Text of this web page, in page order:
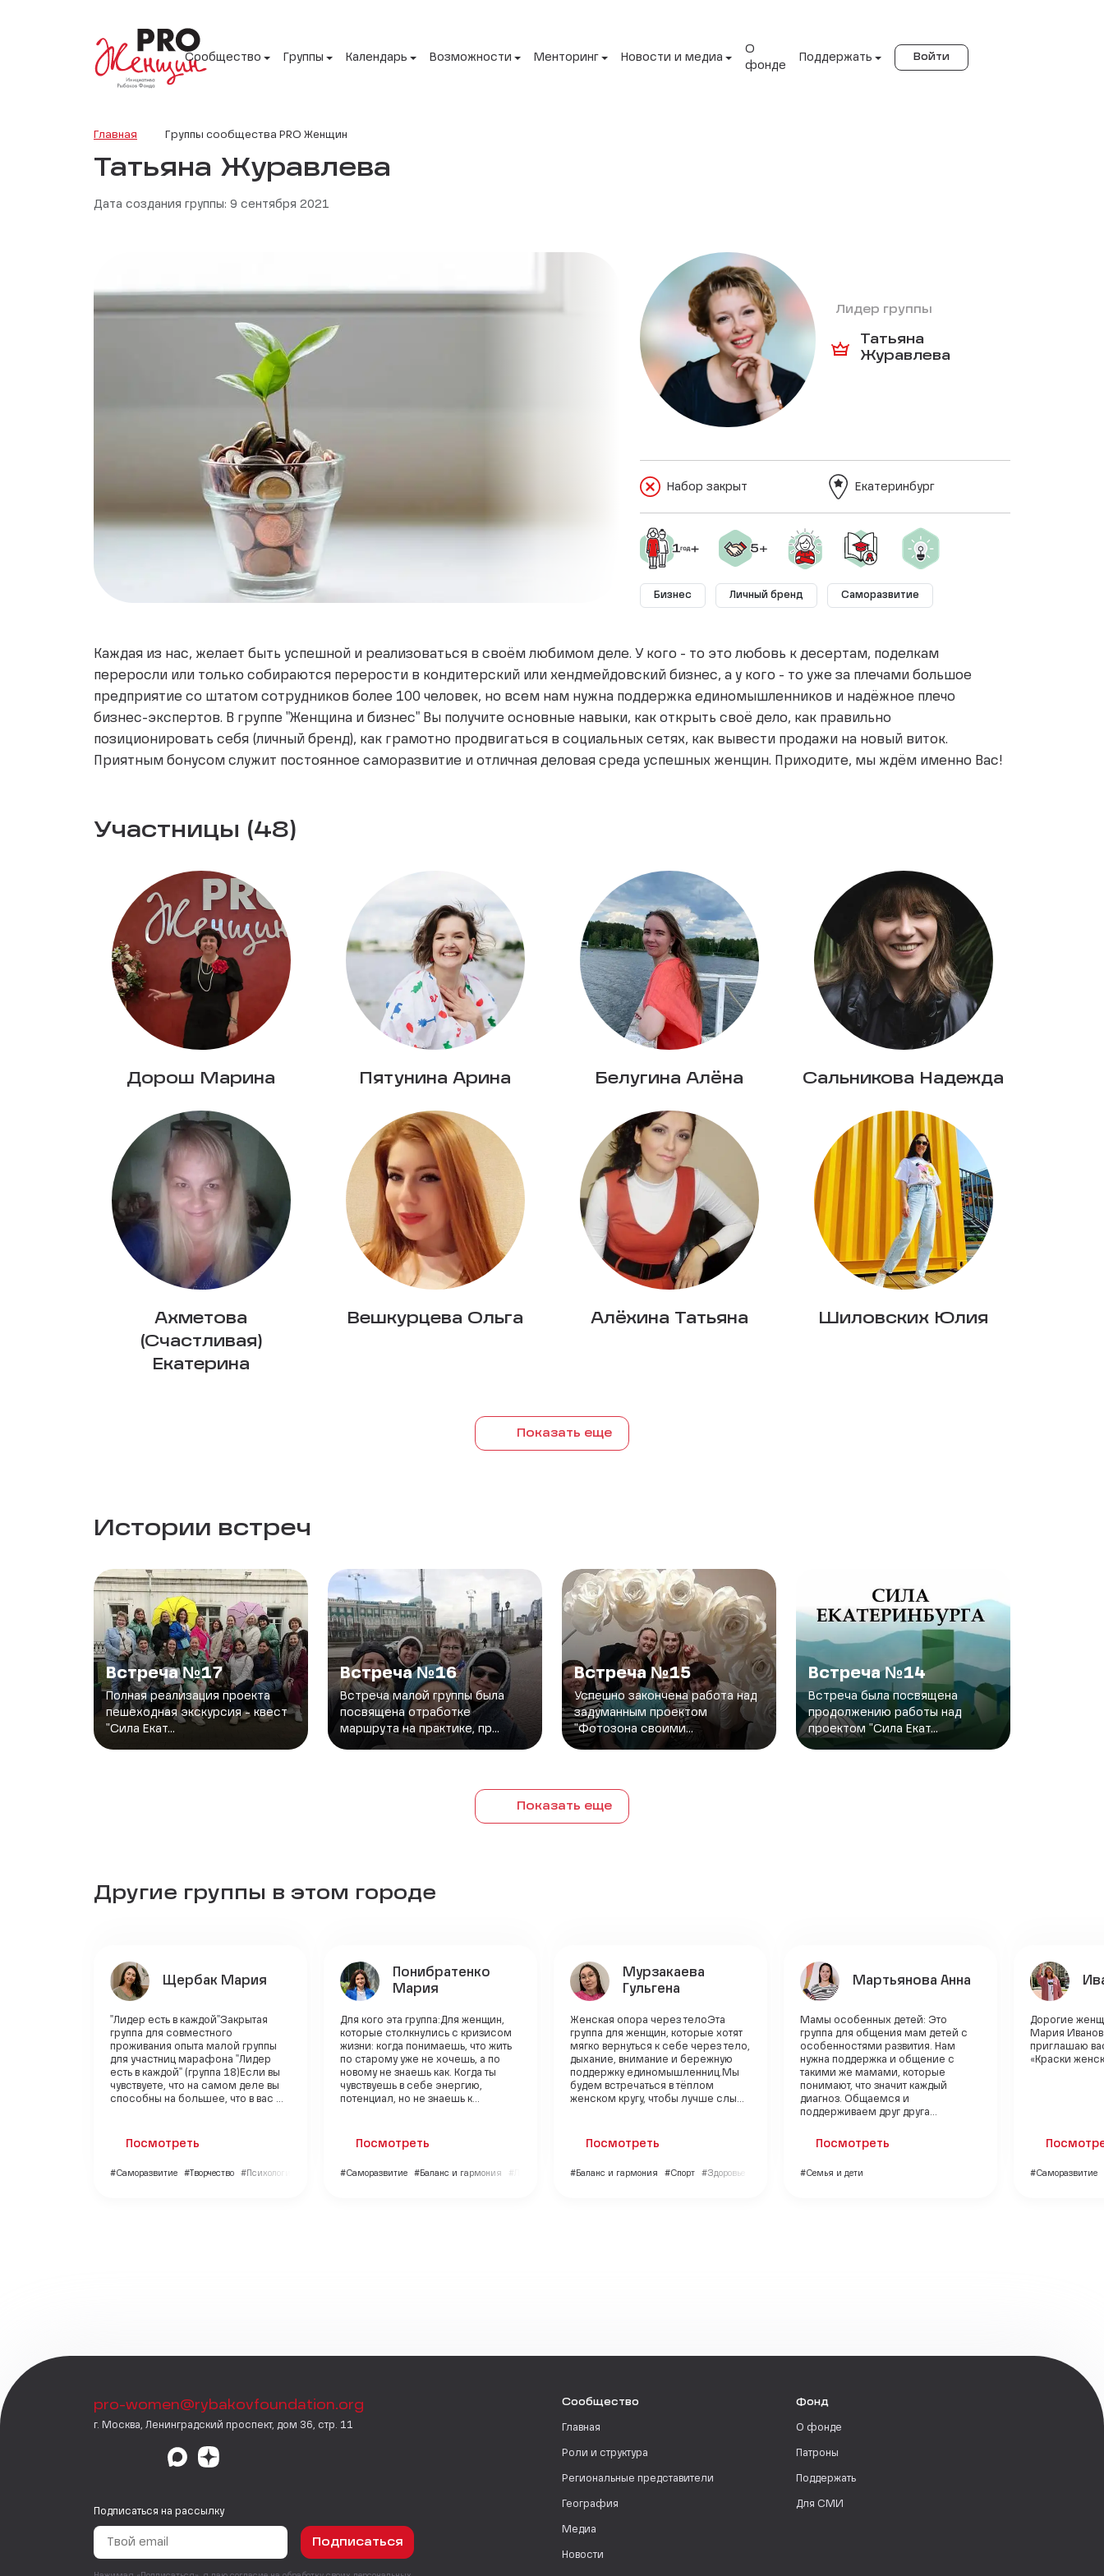
Сообщество Группы Календарь Возможности Менторинг Новости и медиа
О
фонде
Поддержать Войти
Главная Группы сообщества PRO Женщин
Татьяна Журавлева
Дата создания группы: 9 сентября 2021
Лидер группы
Татьяна
Журавлева
Набор закрыт Екатеринбург
Бизнес Личный бренд Саморазвитие
Каждая из нас, желает быть успешной и реализоваться в своём любимом деле. У кого - то это любовь к десертам, поделкам
переросли или только собираются перерости в кондитерский или хендмейдовский бизнес, а у кого - то уже за плечами большое
предприятие со штатом сотрудников более 100 человек, но всем нам нужна поддержка единомышленников и надёжное плечо
бизнес-экспертов. В группе "Женщина и бизнес" Вы получите основные навыки, как открыть своё дело, как правильно
позиционировать себя (личный бренд), как грамотно продвигаться в социальных сетях, как вывести продажи на новый виток.
Приятным бонусом служит постоянное саморазвитие и отличная деловая среда успешных женщин. Приходите, мы ждём именно Вас!
Участницы (48)
Дорош Марина Пятунина Арина Белугина Алёна Сальникова Надежда
Ахметова
(Счастливая)
Екатерина
Вешкурцева Ольга Алёхина Татьяна Шиловских Юлия
Показать еще
Истории встреч
Встреча №17
Полная реализация проекта
пешеходная экскурсия - квест
"Сила Екат...
Встреча №16
Встреча малой группы была
посвящена отработке
маршрута на практике, пр...
Встреча №15
Успешно закончена работа над
задуманным проектом
"Фотозона своими...
Встреча №14
Встреча была посвящена
продолжению работы над
проектом "Сила Екат...
Показать еще
Другие группы в этом городе
Щербак Мария
"Лидер есть в каждой"Закрытая
группа для совместного
проживания опыта малой группы
для участниц марафона "Лидер
есть в каждой" (группа 18)Если вы
чувствуете, что на самом деле вы
способны на большее, что в вас ...
Посмотреть
#Саморазвитие #Творчество #Психология
Понибратенко
Мария
Для кого эта группа:Для женщин,
которые столкнулись с кризисом
жизни: когда понимаешь, что жить
по старому уже не хочешь, а по
новому не знаешь как. Когда ты
чувствуешь в себе энергию,
потенциал, но не знаешь к...
Посмотреть
#Саморазвитие #Баланс и гармония #Личный бренд
Мурзакаева
Гульгена
Женская опора через телоЭта
группа для женщин, которые хотят
мягко вернуться к себе через тело,
дыхание, внимание и бережную
поддержку единомышленниц.Мы
будем встречаться в тёплом
женском кругу, чтобы лучше слы...
Посмотреть
#Баланс и гармония #Спорт #Здоровье
Мартьянова Анна
Мамы особенных детей: Это
группа для общения мам детей с
особенностями развития. Нам
нужна поддержка и общение с
такими же мамами, которые
понимают, что значит каждый
диагноз. Общаемся и
поддерживаем друг друга...
Посмотреть
#Семья и дети
Дорогие
Мария
приглашаю
«Краски
#Саморазвитие
pro-women@rybakovfoundation.org
г. Москва, Ленинградский проспект, дом 36, стр. 11
Подписаться на рассылку
Подписаться
Сообщество
Главная
Роли и структура
Региональные представители
География
Медиа
Новости
Фонд
О фонде
Патроны
Поддержать
Для СМИ